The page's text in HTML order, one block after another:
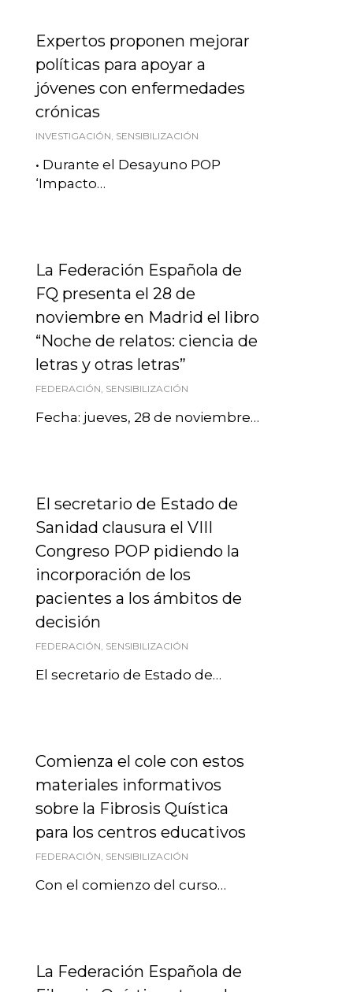
Expertos proponen mejorar
políticas para apoyar a
jóvenes con enfermedades
crónicas
INVESTIGACIÓN, SENSIBILIZACIÓN
• Durante el Desayuno POP
‘Impacto…
La Federación Española de
FQ presenta el 28 de
noviembre en Madrid el libro
“Noche de relatos: ciencia de
letras y otras letras”
FEDERACIÓN, SENSIBILIZACIÓN
Fecha: jueves, 28 de noviembre…
El secretario de Estado de
Sanidad clausura el VIII
Congreso POP pidiendo la
incorporación de los
pacientes a los ámbitos de
decisión
FEDERACIÓN, SENSIBILIZACIÓN
El secretario de Estado de…
Comienza el cole con estos
materiales informativos
sobre la Fibrosis Quística
para los centros educativos
FEDERACIÓN, SENSIBILIZACIÓN
Con el comienzo del curso…
La Federación Española de